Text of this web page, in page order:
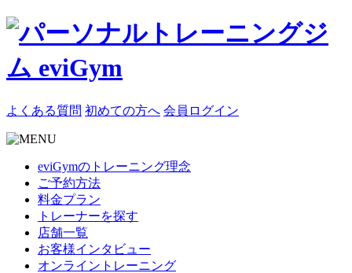
よくある質問 初めての方へ 会員ログイン
eviGymのトレーニング理念
ご予約方法
料金プラン
トレーナーを探す
店舗一覧
お客様インタビュー
オンライントレーニング